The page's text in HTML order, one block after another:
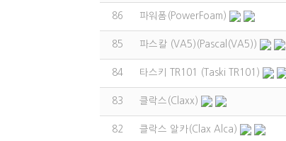
86 파워폼(PowerFoam)
85 파스칼 (VA5)(Pascal(VA5))
84 타스키 TR101 (Taski TR101)
83 클락스(Claxx)
82 클락스 알카(Clax Alca)